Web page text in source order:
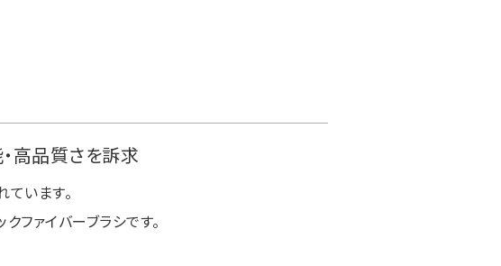
高品質さを訴求
います。
ファイバーブラシです。